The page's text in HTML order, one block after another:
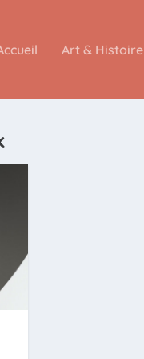
Art & Histoire